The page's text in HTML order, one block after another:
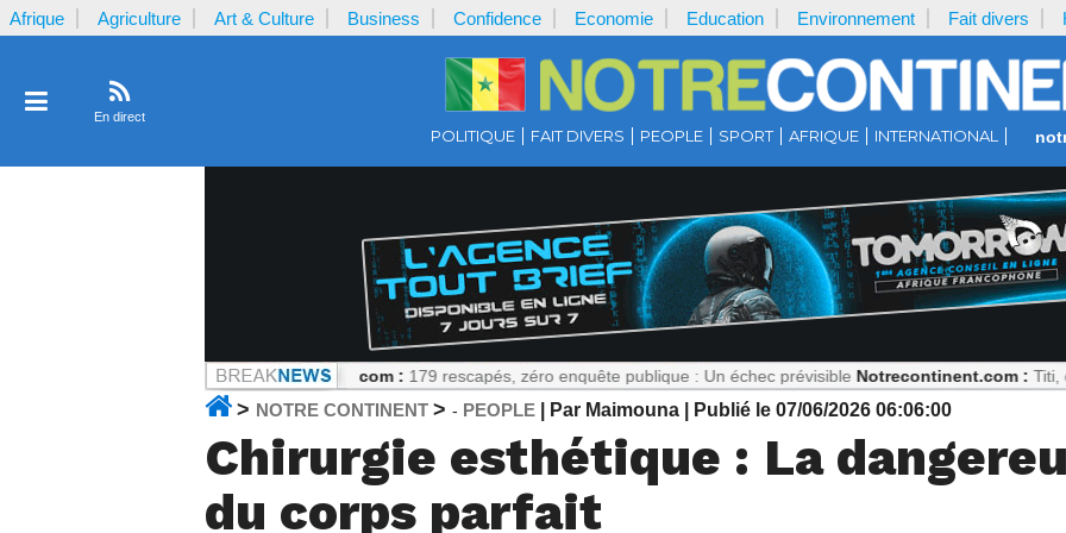
Afrique Agriculture Art & Culture Business Confidence Economie Education Environnement Fait divers
En direct
POLITIQUE FAIT DIVERS PEOPLE SPORT AFRIQUE INTERNATIONAL
Notrecontinent.com : 179 rescapés, zéro enquête publique : Un échec prévisible Notrecontinent.com : Titi, ciblée
> NOTRE CONTINENT > - PEOPLE | Par Maimouna | Publié le 07/06/2026 06:06:00
Chirurgie esthétique : La
du corps parfait